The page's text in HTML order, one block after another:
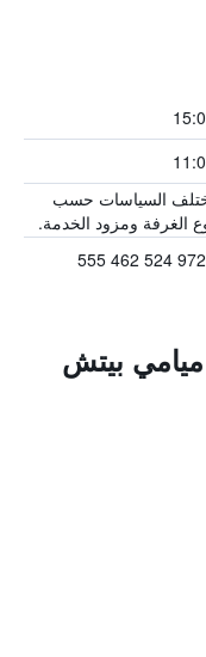
السياسات حسب
الغرفة ومزود الخدمة.
ميامي بيتش